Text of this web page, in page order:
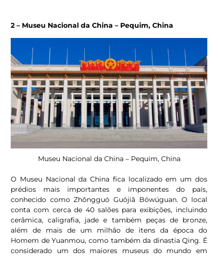
2 – Museu Nacional da China – Pequim, China
Museu Nacional da China – Pequim, China
O Museu Nacional da China fica localizado em um dos
prédios mais importantes e imponentes do país,
conhecido como Zhõngguó Guójiã Bówúguan. O local
conta com cerca de 40 salões para exibições, incluindo
cerâmica, caligrafia, jade e também peças de bronze,
além de mais de um milhão de itens da época do
Homem de Yuanmou, como também da dinastia Qing. É
considerado um dos maiores museus do mundo em